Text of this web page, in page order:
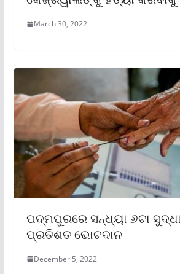
March 30, 2022
ପଦ୍ମପୁରରେ ସନ୍ଧ୍ୟା ୬ଟା
ପ୍ରତିଶତ ଭୋଟଦାନ
December 5, 2022